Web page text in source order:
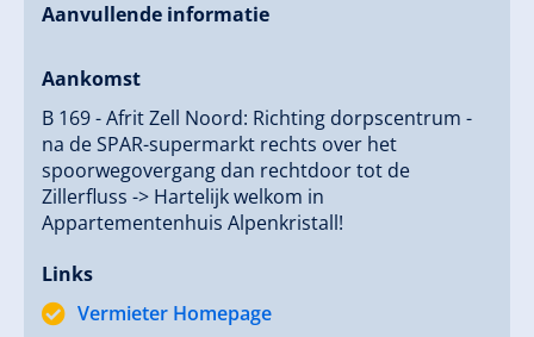
Aanvullende informatie
Aankomst
B 169 - Afrit Zell Noord: Richting dorpscentrum -
na de SPAR-supermarkt rechts over het
spoorwegovergang dan rechtdoor tot de
Zillerfluss -> Hartelijk welkom in
Appartementenhuis Alpenkristall!
Links
Vermieter Homepage